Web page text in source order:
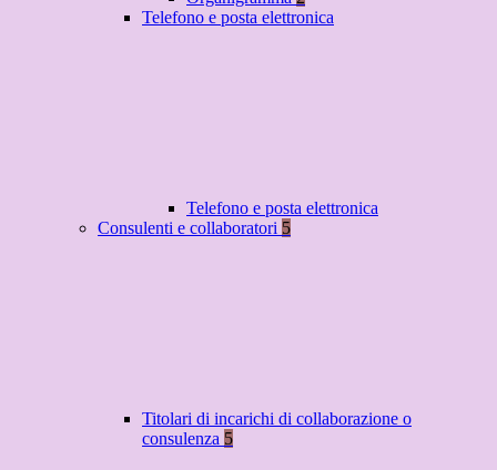
Telefono e posta elettronica
Telefono e posta elettronica
Consulenti e collaboratori 5
Titolari di incarichi di collaborazione o
consulenza 5